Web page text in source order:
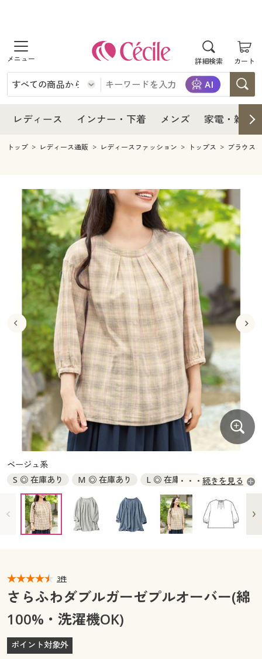
詳細検索 カート
商品を探す
レディース
レディースファッション
インナー・下着
インナー・下着通販すべて
メンズ下着
ジュニア・ティーンズ下着
メンズ
メンズファッション
メンズ下着
家電・雑貨すべて
家電
キッチン・雑貨・日用品
寝具・インテリア・家具
寝具・インテリア・家具通販すべて
家具・収納
寝具・ベッド
カーテン・ラグ・ファブリック
美容・健康
美容・健康通販すべて
美容・健康・サプリメント
制服・スクール
制服・スクールすべて
制服・学生服
ジュニア・ティーンズ下着
大きいサイズ
大きいサイズ通販すべて
大きいサイズ レディース服
大きいサイズ レディース下着
大きいサイズ メンズ
大きいサイズ 事務・制服
バーゲン
バーゲンセール
シークレットセール
詳細検索
商品カテゴリ一覧
カタログ
カタログ・チラシからのご注文
デジタルカタログ
カタログ無料プレゼント
マイページ
閲覧履歴
お気に入り
レディース インナー・下着 メンズ 家電・雑貨
レディース
レディース通販すべて
レディースファッション
インナー・下着
インナー・下着通販すべて
ジュニア・ティーンズ下着
メンズ
メンズ下着
家電
キッチン・雑貨・日用品
寝具・インテリア・家具通販すべて
家具・収納
寝具・ベッド
カーテン・ラグ・ファブリック
美容・健康
美容・健康通販すべて
美容・健康・サプリメント
制服・スクール
制服・スクールすべて
制服・学生服
ジュニア・ティーンズ下着
大きいサイズ
大きいサイズ通販すべて
大きいサイズ レディース服
大きいサイズ レディース下着
大きいサイズ メンズ
大きいサイズ 事務・制服
バーゲン
バーゲンセール
シークレットセール
詳細検索
商品カテゴリ一覧
カタログ
カタログ・チラシからのご注文
デジタルカタログ
カタログ無料プレゼント
会員メニュー
閲覧履歴
お気に入り
サポート
トップ レディース通販 レディースファッション トップス ブラウス
ベージュ系
S ◎ 在庫あり
M ◎ 在庫あり
L ◎ 在庫あり
LL ◎ 在庫あり
3L ◎ 在庫あり
続きを見る
3件
さらふわダブルガーゼプルオーバー(綿
100%・洗濯機OK)
ポイント対象外